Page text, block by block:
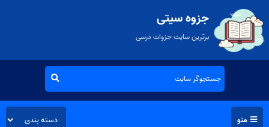
جزوه سیتی
برترین سایت جزوات درسی
منو